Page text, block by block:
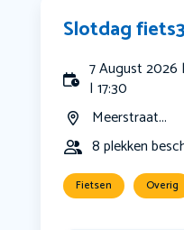
Slotdag
7 August
| 17:30
Meerstraat...
8 plekken
Fietsen Overig